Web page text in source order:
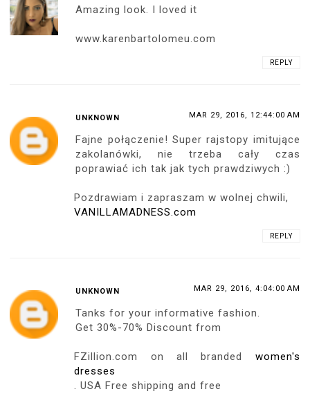
Amazing look. I loved it
www.karenbartolomeu.com
REPLY
UNKNOWN MAR 29, 2016, 12:44:00 AM
Fajne połączenie! Super rajstopy imitujące
zakolanówki, nie trzeba cały czas
poprawiać ich tak jak tych prawdziwych :)
Pozdrawiam i zapraszam w wolnej chwili,
VANILLAMADNESS.com
REPLY
UNKNOWN MAR 29, 2016, 4:04:00 AM
Tanks for your informative fashion.
Get 30%-70% Discount from
FZillion.com on all branded women's
dresses
. USA Free shipping and free